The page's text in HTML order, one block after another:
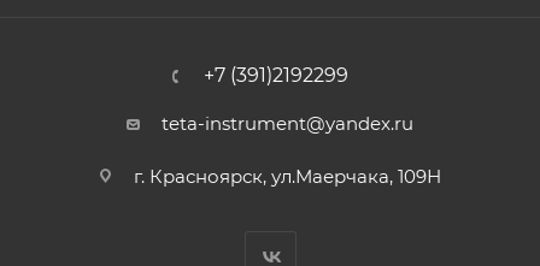
+7 (391)2192299
teta-instrument@yandex.ru
г. Красноярск, ул.Маерчака, 109Н